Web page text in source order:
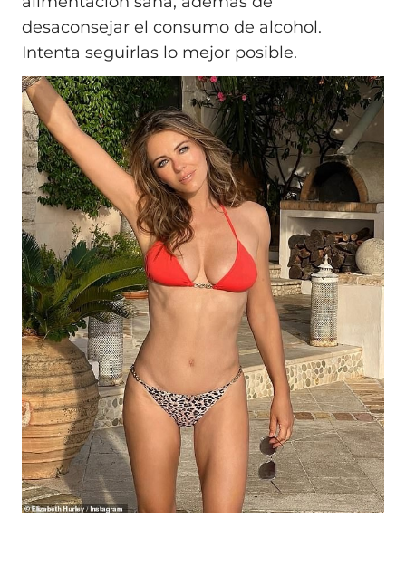
desaconsejar el consumo de alcohol.
Intenta seguirlas lo mejor posible.